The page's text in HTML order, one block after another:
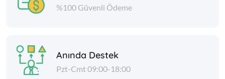
%100 Güvenli Ödeme
Anında Destek
Pzt-Cmt 09:00-18:00